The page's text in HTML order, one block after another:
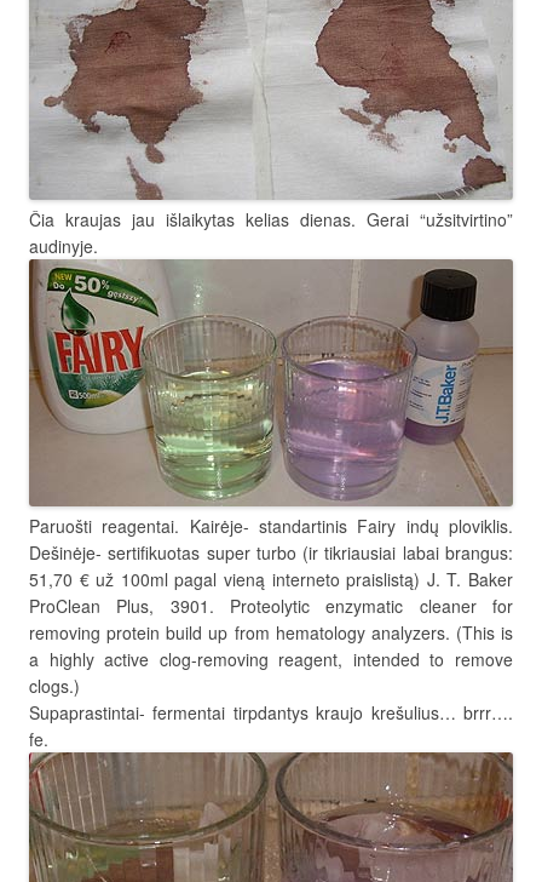
Čia kraujas jau išlaikytas kelias dienas. Gerai “užsitvirtino”
audinyje.
Paruošti reagentai. Kairėje- standartinis Fairy indų ploviklis.
Dešinėje- sertifikuotas super turbo (ir tikriausiai labai brangus:
51,70 € už 100ml pagal vieną interneto praislistą) J. T. Baker
ProClean Plus, 3901. Proteolytic enzymatic cleaner for
removing protein build up from hematology analyzers. (This is
a highly active clog-removing reagent, intended to remove
clogs.)
Supaprastintai- fermentai tirpdantys kraujo krešulius… brrr….
fe.